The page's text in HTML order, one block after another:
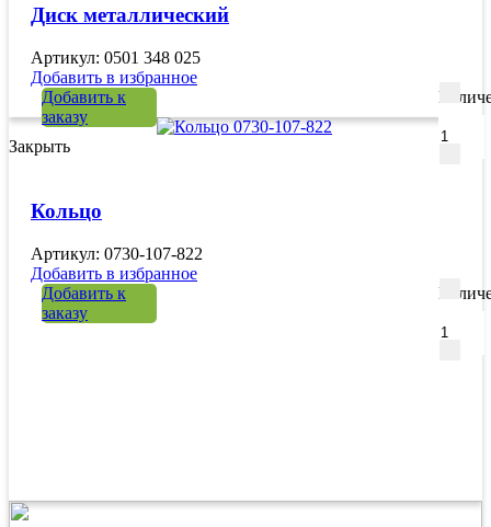
Диск металлический
Артикул: 0501 348 025
Добавить в избранное
Добавить к
заказу
Закрыть
Кольцо
Артикул: 0730-107-822
Добавить в избранное
Добавить к
заказу